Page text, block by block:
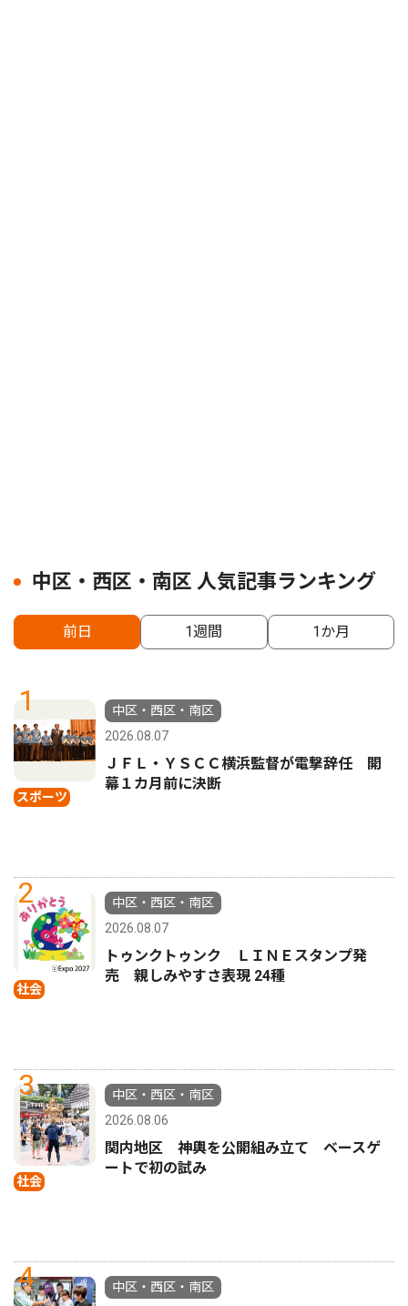
中区・西区・南区 人気記事ランキング
前日 1週間 1か月
1
スポーツ
中区・西区・南区
2026.08.07
ＪＦＬ・ＹＳＣＣ横浜監督が電撃辞任 開
幕１カ月前に決断
2
社会
中区・西区・南区
2026.08.07
トゥンクトゥンク ＬＩＮＥスタンプ発
売 親しみやすさ表現 24種
3
社会
中区・西区・南区
2026.08.06
関内地区 神輿を公開組み立て ベースゲ
ートで初の試み
4
中区・西区・南区